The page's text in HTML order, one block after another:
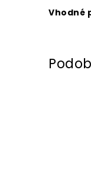
Vhodné